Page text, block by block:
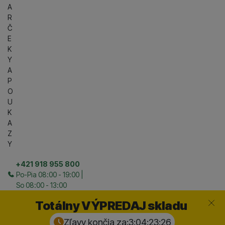
A
R
Č
E
K
Y
A
P
O
U
K
A
Z
Y
+421 918 955 800
Po-Pia 08:00 - 19:00 |
So 08:00 - 13:00
Totálny VÝPREDAJ skladu
Zľavy končia za:3:04:23:26
Zavrieť